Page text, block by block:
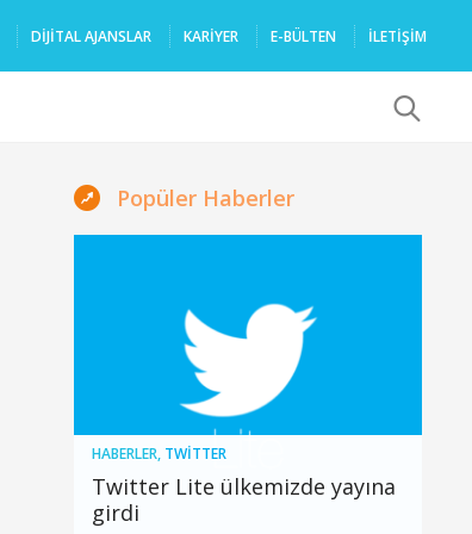
DIJITAL AJANSLAR KARIYER E-BÜLTEN İLETİŞİM
Popüler Haberler
HABERLER, TWITTER
Twitter Lite ülkemizde yayına
girdi